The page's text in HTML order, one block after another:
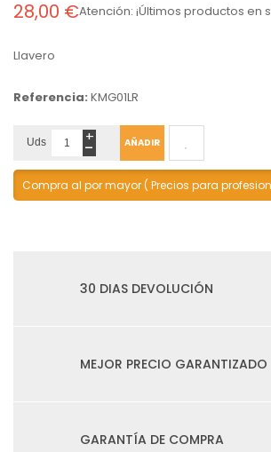
28,00 €Atención: ¡Últimos productos en
Llavero
Referencia: KMG01LR
Uds +
- AÑADIR
Compra al por mayor ( Precios para
30 DIAS DEVOLUCIÓN
MEJOR PRECIO GARANTIZADO
GARANTÍA DE COMPRA